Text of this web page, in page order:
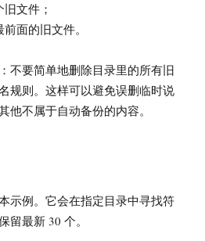
文件；
面的旧文件。
不要简单地删除目录里的所有旧
规则。这样可以避免误删临时说
他不属于自动备份的内容。
示例。它会在指定目录中寻找符
留最新 30 个。